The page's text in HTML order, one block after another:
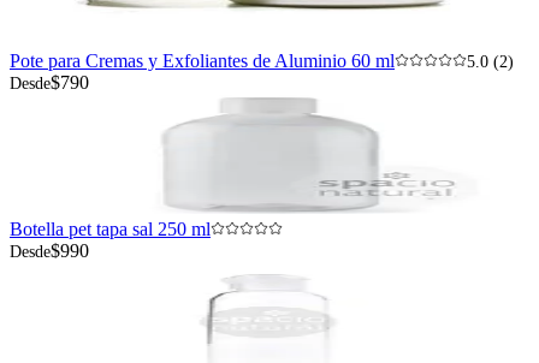
Pote para Cremas y Exfoliantes de Aluminio 60 ml
5.0 (2)
Desde$790
Botella pet tapa sal 250 ml
Desde$990